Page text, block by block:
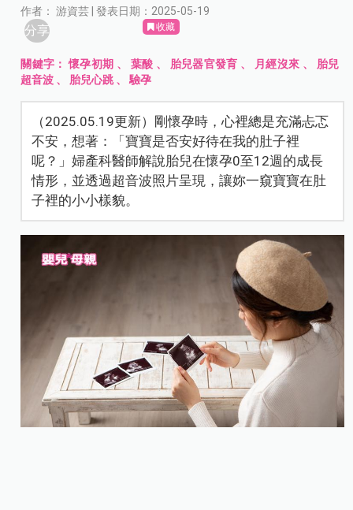
作者： 游資芸 | 發表日期：2025-05-19
分享 收藏
關鍵字：懷孕初期 、 葉酸 、 胎兒器官發育 、 月經沒來 、 胎兒
超音波 、 胎兒心跳、驗孕
（2025.05.19更新）剛懷孕時，心裡總是充滿忐忑
不安，想著：「寶寶是否安好待在我的肚子裡
呢？」婦產科醫師解說胎兒在懷孕0至12週的成長
情形，並透過超音波照片呈現，讓妳一窺寶寶在肚
子裡的小小樣貌。